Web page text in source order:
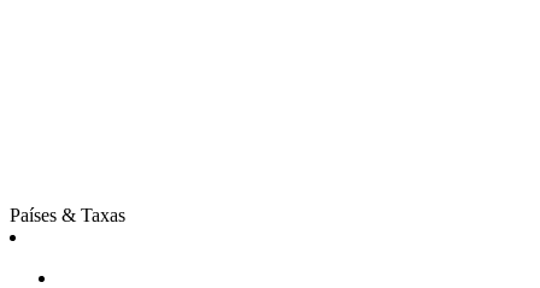
Países & Taxas